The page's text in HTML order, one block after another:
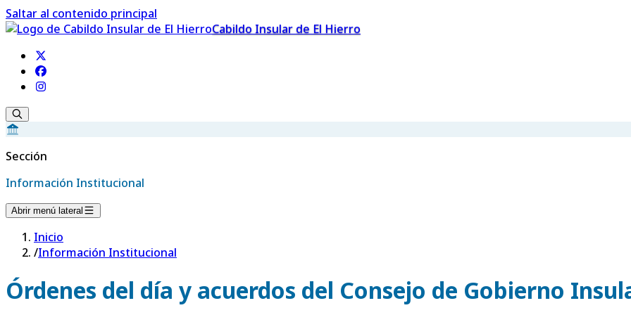
Saltar al contenido principal
Cabildo Insular de El Hierro
Sección
Información Institucional
Abrir menú lateral
Inicio
/Información Institucional
Órdenes del día y acuerdos del Consejo de Gobierno